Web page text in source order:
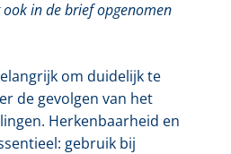
in de brief opgenomen
om duidelijk te
de gevolgen van het
Herkenbaarheid en
gebruik bij